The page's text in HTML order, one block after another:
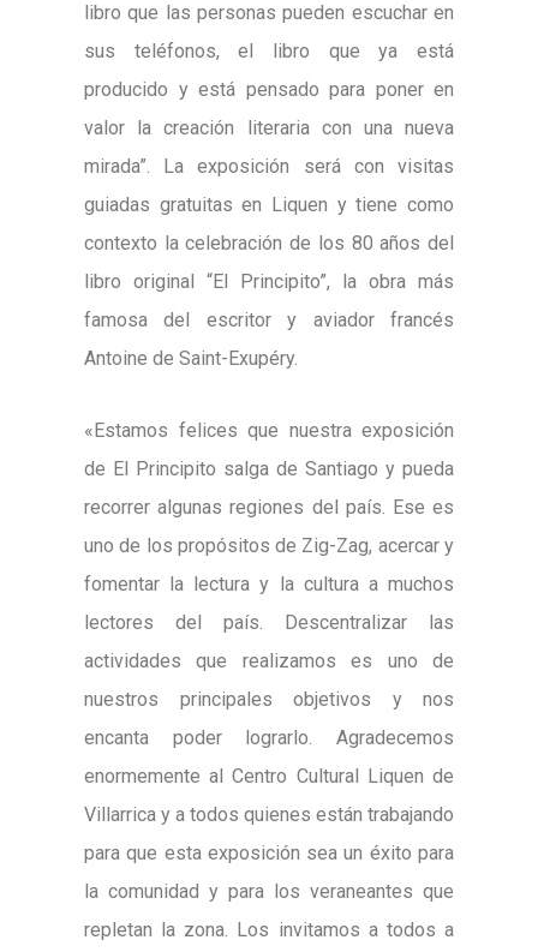
libro que las personas pueden escuchar en
sus teléfonos, el libro que ya está
producido y está pensado para poner en
valor la creación literaria con una nueva
mirada”. La exposición será con visitas
guiadas gratuitas en Liquen y tiene como
contexto la celebración de los 80 años del
libro original “El Principito”, la obra más
famosa del escritor y aviador francés
Antoine de Saint-Exupéry.
«Estamos felices que nuestra exposición
de El Principito salga de Santiago y pueda
recorrer algunas regiones del país. Ese es
uno de los propósitos de Zig-Zag, acercar y
fomentar la lectura y la cultura a muchos
lectores del país. Descentralizar las
actividades que realizamos es uno de
nuestros principales objetivos y nos
encanta poder lograrlo. Agradecemos
enormemente al Centro Cultural Liquen de
Villarrica y a todos quienes están trabajando
para que esta exposición sea un éxito para
la comunidad y para los veraneantes que
repletan la zona. Los invitamos a todos a